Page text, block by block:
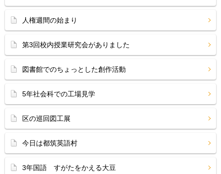
人権週間の始まり
第3回校内授業研究会がありました
図書館でのちょっとした創作活動
5年社会科での工場見学
区の巡回図工展
今日は都筑英語村
3年国語 すがたをかえる大豆